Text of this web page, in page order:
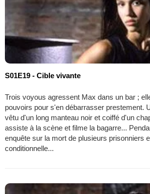
S01E19 - Cible vivante
Trois voyous agressent Max dans un bar ;
pouvoirs pour s'en débarrasser prestement.
vêtu d'un long manteau noir et coiffé d'un
assiste à la scène et filme la bagarre...
enquête sur la mort de plusieurs prisonniers
conditionnelle...